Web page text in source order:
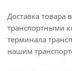
Доставка товара
транспортными
терминала
нашим